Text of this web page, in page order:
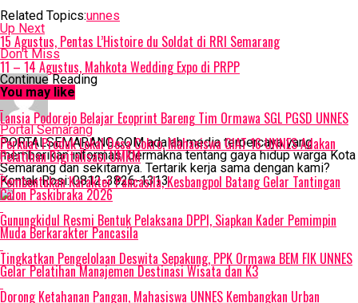
Related Topics:unnes
Up Next
15 Agustus, Pentas L’Histoire du Soldat di RRI Semarang
Don't Miss
11 – 14 Agustus, Mahkota Wedding Expo di PRPP
Portal Semarang
PORTALSEMARANG.COM adalah media terpercaya yang
memberikan informasi bermakna tentang gaya hidup warga Kota
Semarang dan sekitarnya. Tertarik kerja sama dengan kami?
Kontak Rosi: 0812-3826-1313
Continue Reading
You may like
Lansia Podorejo Belajar Ecoprint Bareng Tim Ormawa SGL PGSD UNNES
Perkuat Produk Lokal Desa Cokro, Mahasiswa GIAT 16 UNNES Adakan
Pelatihan Digitalisasi UMKM
Pembentukan Karakter Pancasila, Kesbangpol Batang Gelar Tantingan
Calon Paskibraka 2026
Gunungkidul Resmi Bentuk Pelaksana DPPI, Siapkan Kader Pemimpin
Muda Berkarakter Pancasila
Tingkatkan Pengelolaan Deswita Sepakung, PPK Ormawa BEM FIK UNNES
Gelar Pelatihan Manajemen Destinasi Wisata dan K3
Dorong Ketahanan Pangan, Mahasiswa UNNES Kembangkan Urban